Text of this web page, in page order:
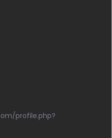
profile.php?